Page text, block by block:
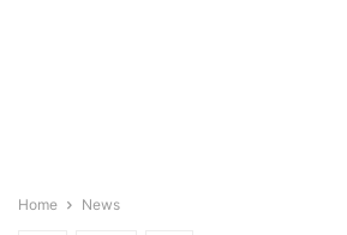
Home News